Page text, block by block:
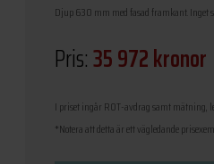
Djup 630 mm med fasad framkant. Inget
Pris:35 972 kronor
I priset ingår ROT-avdrag samt mätning,
*Notera att detta är ett vägledande